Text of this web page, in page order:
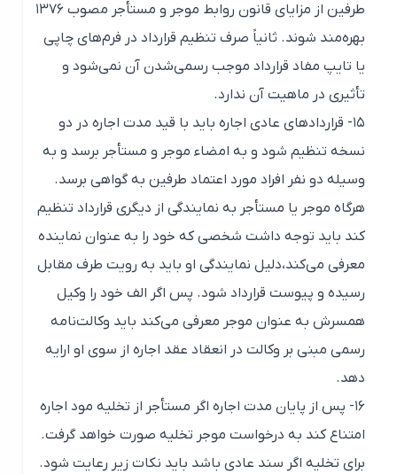
طرفین از مزایای قانون روابط موجر و مستأجر مصوب ۱۳۷۶
بهره‌مند شوند. ثانیاً صرف تنظیم قرارداد در فرم‌های چاپی
یا تایپ مفاد قرارداد موجب رسمی‌شدن آن نمی‌شود و
تأثیری در ماهیت آن ندارد.
۱۵- قراردادهای عادی اجاره باید با قید مدت اجاره در دو
نسخه تنظیم شود و به امضاء موجر و مستأجر برسد و به
وسیله دو نفر افراد مورد اعتماد طرفین به گواهی برسد.
هرگاه موجر یا مستأجر به نمایندگی از دیگری قرارداد تنظیم
کند باید توجه داشت شخصی که خود را به عنوان نماینده
معرفی می‌کند،‌دلیل نمایندگی او باید به رویت طرف مقابل
رسیده و پیوست قرارداد شود. پس اگر الف خود را وکیل
همسرش به عنوان موجر معرفی می‌کند باید وکالت‌نامه
رسمی مبنی بر وکالت در انعقاد عقد اجاره از سوی او ارایه
دهد.
۱۶- پس از پایان مدت اجاره اگر مستأجر از تخلیه مود اجاره
امتناع کند به درخواست موجر تخلیه صورت خواهد گرفت.
برای تخلیه اگر سند عادی باشد باید نکات زیر رعایت شود.